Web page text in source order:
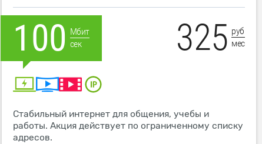
100 Мбит
сек
325 руб
мес
Стабильный интернет для общения, учебы и
работы. Акция действует по ограниченному списку
адресов.